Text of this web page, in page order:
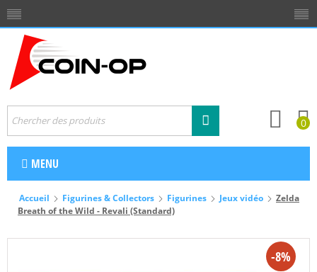
0
MENU
Accueil Figurines & Collectors Figurines Jeux vidéo
Zelda
Breath of the Wild - Revali (Standard)
-8%